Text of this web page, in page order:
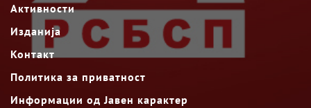
Активности
Изданија
Контакт
Политика за приватност
Информации од Јавен карактер